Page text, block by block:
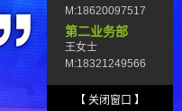
M:18620097517
第二业务部
王女士
M:18321249566
【 关闭窗口 】